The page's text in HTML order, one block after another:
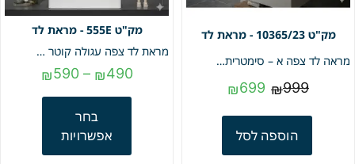
10365/23 - מראת לד
מראה לד צפה א – סימטרית צורת ענן | 3 מצבי תאורה | 80*60 | מק"ט 10365/23
₪999
₪699
הוספה לסל
555E - מראת לד
מראת לד צפה עגולה קוטר 80 | 3 מצבי תאורה | מק"ט 555E
₪490
–
₪590
בחר
אפשרויות